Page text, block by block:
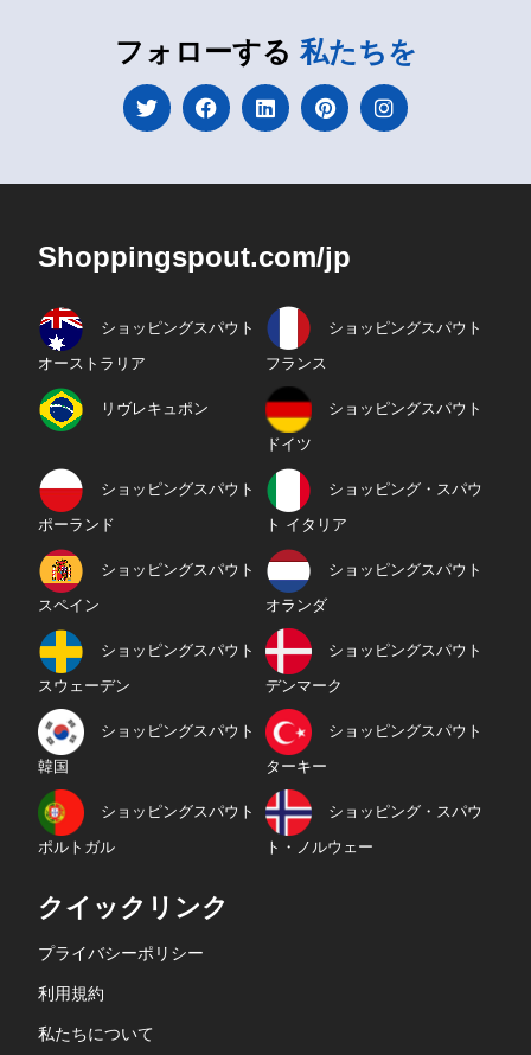
フォローする 私たちを
Shoppingspout.com/jp
ショッピングスパウト
オーストラリア
ショッピングスパウト
フランス
リヴレキュポン ショッピングスパウト
ドイツ
ショッピングスパウト
ポーランド
ショッピング・スパウ
ト イタリア
ショッピングスパウト
スペイン
ショッピングスパウト
オランダ
ショッピングスパウト
スウェーデン
ショッピングスパウト
デンマーク
ショッピングスパウト
韓国
ショッピングスパウト
ターキー
ショッピングスパウト
ポルトガル
ショッピング・スパウ
ト・ノルウェー
クイックリンク
プライバシーポリシー
利用規約
私たちについて